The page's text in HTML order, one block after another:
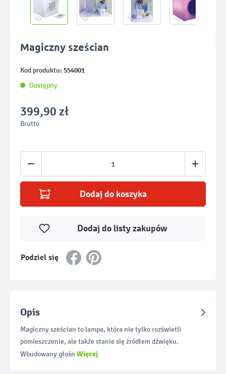
Magiczny sześcian
Kod produktu: 554001
Dostępny
399,90 zł
Brutto
Ilość produktu: Wprowadź żądaną ilość
Dodaj do koszyka
Podziel się
Dodaj do listy zakupów
Opis
Magiczny sześcian to lampa, która nie tylko rozświetli
pomieszczenie, ale także stanie się źródłem dźwięku.
Wbudowany głośn Więcej